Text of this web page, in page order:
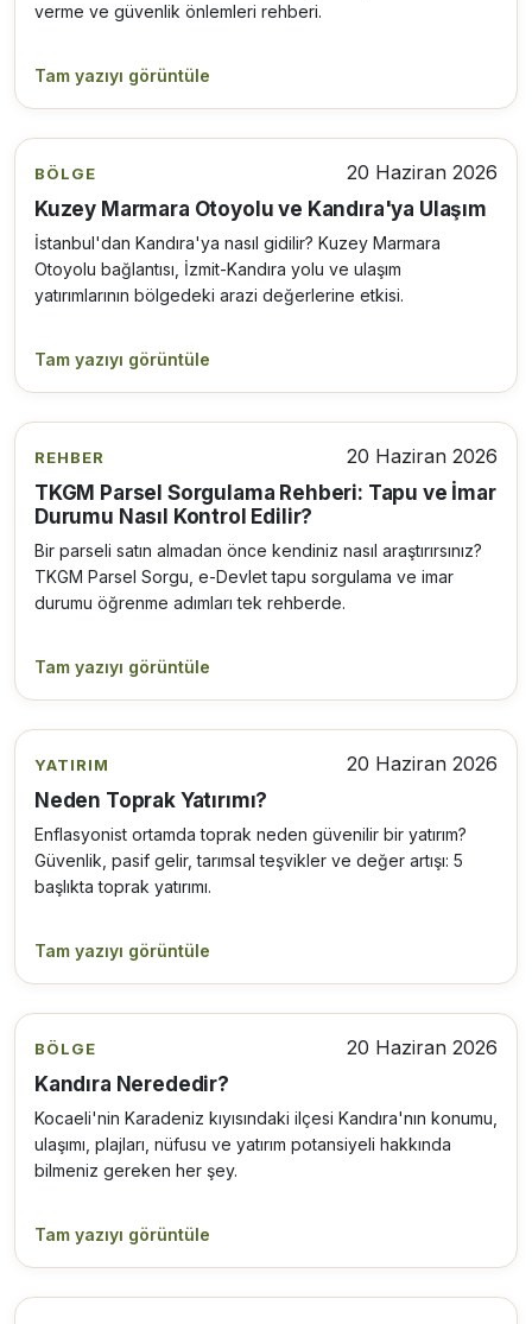
verme ve güvenlik önlemleri rehberi.
Tam yazıyı görüntüle
BÖLGE
20 Haziran 2026
Kuzey Marmara Otoyolu ve Kandıra'ya Ulaşım
İstanbul'dan Kandıra'ya nasıl gidilir? Kuzey Marmara
Otoyolu bağlantısı, İzmit-Kandıra yolu ve ulaşım
yatırımlarının bölgedeki arazi değerlerine etkisi.
Tam yazıyı görüntüle
REHBER
20 Haziran 2026
TKGM Parsel Sorgulama Rehberi: Tapu ve İmar
Durumu Nasıl Kontrol Edilir?
Bir parseli satın almadan önce kendiniz nasıl araştırırsınız?
TKGM Parsel Sorgu, e-Devlet tapu sorgulama ve imar
durumu öğrenme adımları tek rehberde.
Tam yazıyı görüntüle
YATIRIM
20 Haziran 2026
Neden Toprak Yatırımı?
Enflasyonist ortamda toprak neden güvenilir bir yatırım?
Güvenlik, pasif gelir, tarımsal teşvikler ve değer artışı: 5
başlıkta toprak yatırımı.
Tam yazıyı görüntüle
BÖLGE
20 Haziran 2026
Kandıra Nerededir?
Kocaeli'nin Karadeniz kıyısındaki ilçesi Kandıra'nın konumu,
ulaşımı, plajları, nüfusu ve yatırım potansiyeli hakkında
bilmeniz gereken her şey.
Tam yazıyı görüntüle